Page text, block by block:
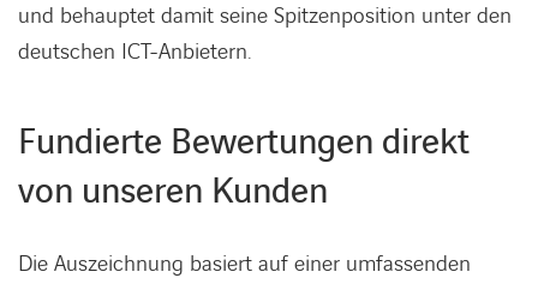
und behauptet damit seine Spitzenposition unter den
deutschen ICT-Anbietern.
Fundierte Bewertungen direkt
von unseren Kunden
Die Auszeichnung basiert auf einer umfassenden